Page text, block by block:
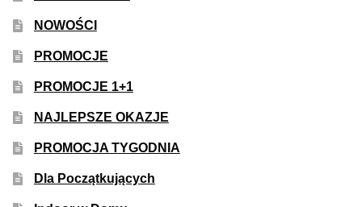
NOWOŚCI
PROMOCJE
PROMOCJE 1+1
NAJLEPSZE OKAZJE
PROMOCJA TYGODNIA
Dla Początkujących